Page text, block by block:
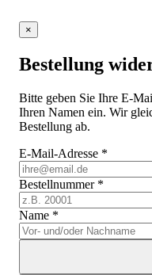
×
Bestellung
Bitte geben Sie Ihre E-
Ihren Namen ein. Wir
Bestellung ab.
E-Mail-Adresse *
Bestellnummer *
Name *